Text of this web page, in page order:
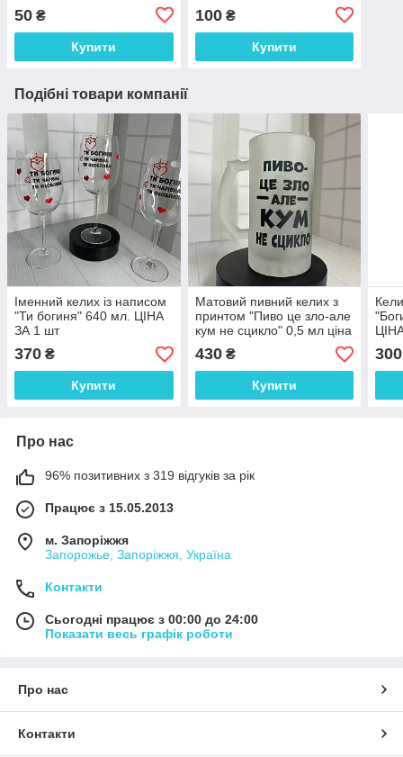
50 ₴
Купити
100₴
Купити
Подібні товари компанії
Іменний келих із написом
"Ти богиня" 640 мл. ЦІНА
ЗА 1 шт
370 ₴
Купити
Матовий пивний келих з
принтом "Пиво це зло-але
кум не сцикло" 0,5 мл ціна
за 1 шт
430₴
Купити
300
Про нас
96% позитивних з 319 відгуків за рік
Працює з 15.05.2013
м. Запоріжжя
Запорожье, Запоріжжя, Україна
Контакти
Сьогодні працює з 00:00 до 24:00
Показати весь графік роботи
Про нас
Контакти